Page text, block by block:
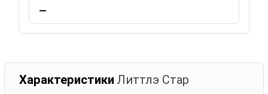
—
Характеристики Литтлэ Стар